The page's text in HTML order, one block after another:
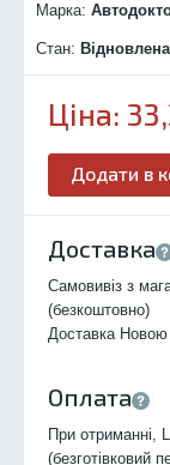
Марка:
Стан: Відновлена
Ціна:
Додати в
Доставка
Самовивіз з
(безкоштовно)
Доставка Новою
Оплата
При отриманні,
(безготівковий